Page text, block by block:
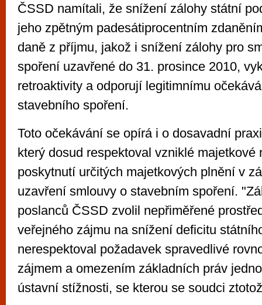
ČSSD namítali, že snížení zálohy státní
jeho zpětným padesátiprocentním
daně z příjmu, jakož i snížení zálohy pro
spoření uzavřené do 31. prosince 2010,
retroaktivity a odporují legitimnímu
stavebního spoření.
Toto očekávání se opírá i o dosavadní
který dosud respektoval vzniklé majetkové
poskytnutí určitých majetkových plnění v
uzavření smlouvy o stavebním spoření.
poslanců ČSSD zvolil nepřiměřené
veřejného zájmu na snížení deficitu
nerespektoval požadavek spravedlivé
zájmem a omezením základních práv
ústavní stížnosti, se kterou se soudci